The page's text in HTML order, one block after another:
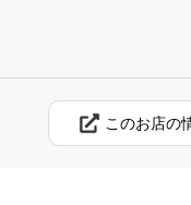
このお店の